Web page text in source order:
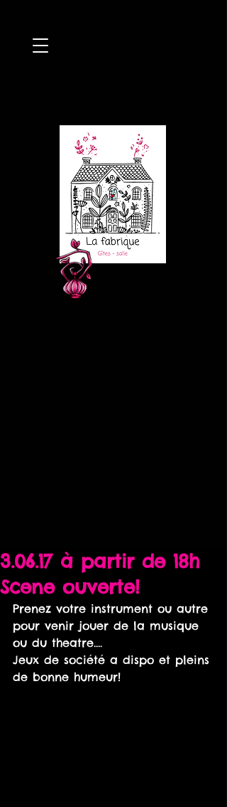
3.06.17 à partir de 18h
Scene ouverte!
Prenez votre instrument ou autre
pour venir jouer de la musique
ou du theatre....
Jeux de société a dispo et pleins
de bonne humeur!